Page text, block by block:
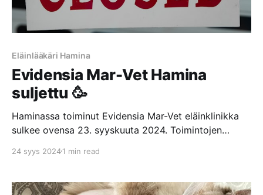
Eläinlääkäri Hamina
Evidensia Mar-Vet Hamina
suljettu 🥳
Haminassa toiminut Evidensia Mar-Vet eläinklinikka
sulkee ovensa 23. syyskuuta 2024. Toimintojen
pahamaineisen Evidensian Kouvolan eläinsairaalan
ja muuttaa KouvolaanHenkilökunnalle pyritään
24 syys 20241 min read